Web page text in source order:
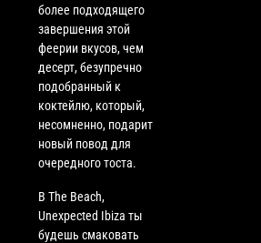
более подходящего
завершения этой
феерии вкусов, чем
десерт, безупречно
подобранный к
коктейлю, который,
несомненно, подарит
новый повод для
очередного тоста.
В The Beach,
Unexpected Ibiza ты
будешь смаковать